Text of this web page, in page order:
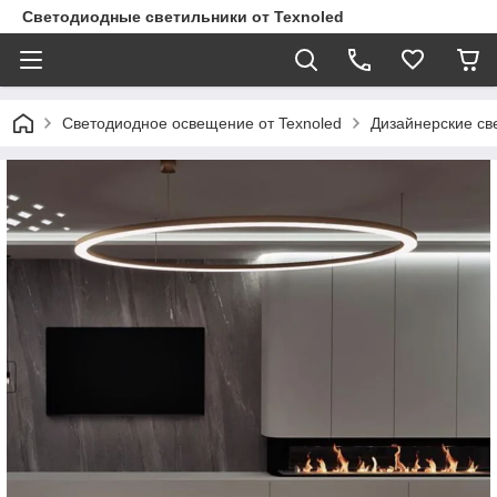
Светодиодные светильники от Texnoled
Светодиодное освещение от Texnoled Дизайнерские